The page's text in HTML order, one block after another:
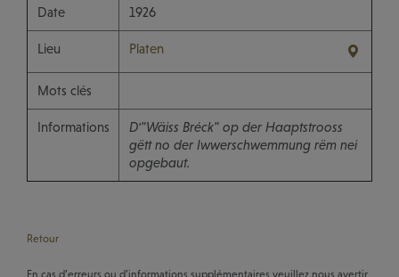
Date 1926
Lieu Platen
Mots clés
Informations
D'"Wäiss Bréck" op der Haaptstrooss
gëtt no der Iwwerschwemmung rëm nei
opgebaut.
Retour
En cas d’erreurs ou d’informations supplémentaires veuillez nous avertir